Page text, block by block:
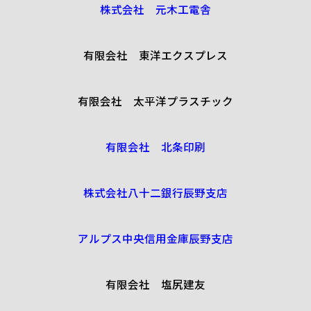
株式会社 元木工電舎
有限会社 東洋エクスプレス
有限会社 太平洋プラスチック
有限会社 北条印刷
株式会社八十二銀行辰野支店
アルプス中央信用金庫辰野支店
有限会社 塩尻建友